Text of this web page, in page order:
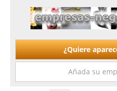
¿Quiere
Añada su